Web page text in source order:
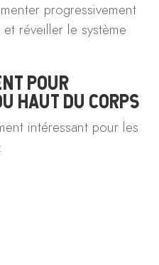
progressivement
réveiller le système
POUR
HAUT DU CORPS
intéressant pour les